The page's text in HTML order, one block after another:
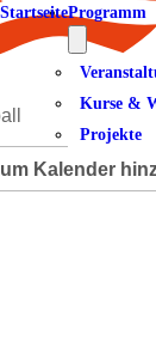
StartseiteProgramm
Kurse &
Projekte
Kalender